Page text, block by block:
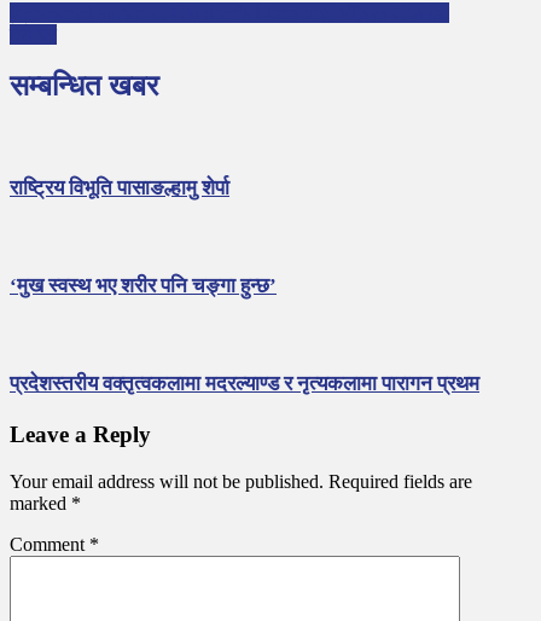
P
o
s
a
g
i
n
सम्बन्धित खबर
राष्ट्रिय विभूति पासाङल्हामु शेर्पा
‘मुख स्वस्थ भए शरीर पनि चङ्गा हुन्छ’
प्रदेशस्तरीय वक्तृत्वकलामा मदरल्याण्ड र नृत्यकलामा पारागन प्रथम
Leave a Reply
Your email address will not be published. Required fields are
marked *
Comment *